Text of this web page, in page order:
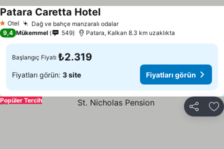
1 Yıldız
Otel Dağ ve bahçe manzaralı odalarFiyatları görün
Patara Caretta HotelFiyatları görün
9,4 Mükemmel 549 Patara, Kalkan 8.3 km uzaklıkta
Başlangıç Fiyatı ₺2.319
Fiyatları görün: 3 site Fiyatları görün
Paylaş
Popüler Tercih